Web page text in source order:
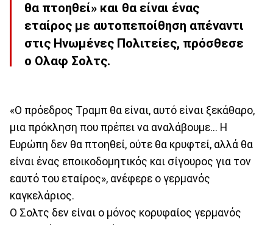
θα πτοηθεί» και θα είναι ένας
εταίρος με αυτοπεποίθηση απέναντι
στις Ηνωμένες Πολιτείες, πρόσθεσε
ο Ολαφ Σολτς.
«Ο πρόεδρος Τραμπ θα είναι, αυτό είναι ξεκάθαρο,
μια πρόκληση που πρέπει να αναλάβουμε... Η
Ευρώπη δεν θα πτοηθεί, ούτε θα κρυφτεί, αλλά θα
είναι ένας εποικοδομητικός και σίγουρος για τον
εαυτό του εταίρος», ανέφερε ο γερμανός
καγκελάριος.
Ο Σολτς δεν είναι ο μόνος κορυφαίος γερμανός